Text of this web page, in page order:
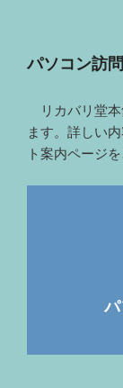
パソコン訪
リカバリ堂本
ます。詳しい
ト案内ページ
パ